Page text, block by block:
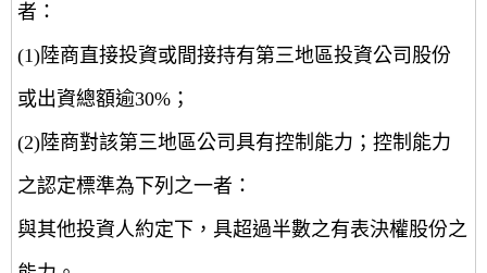
者：
(1)陸商直接投資或間接持有第三地區投資公司股份
或出資總額逾30%；
(2)陸商對該第三地區公司具有控制能力；控制能力
之認定標準為下列之一者：
與其他投資人約定下，具超過半數之有表決權股份之